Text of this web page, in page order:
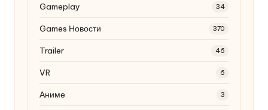
Gameplay 34
Games Новости 370
Trailer 46
VR 6
Аниме 3